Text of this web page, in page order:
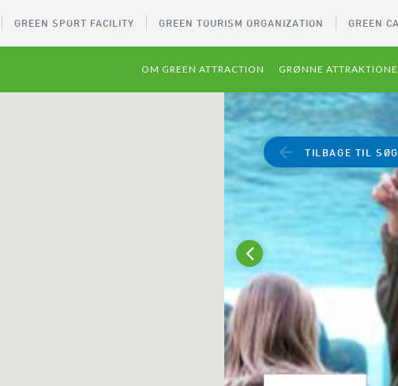
GREEN SPORT FACILITY GREEN TOURISM ORGANIZATION GREEN
OM GREEN ATTRACTION GRØNNE
TILBAGE TIL